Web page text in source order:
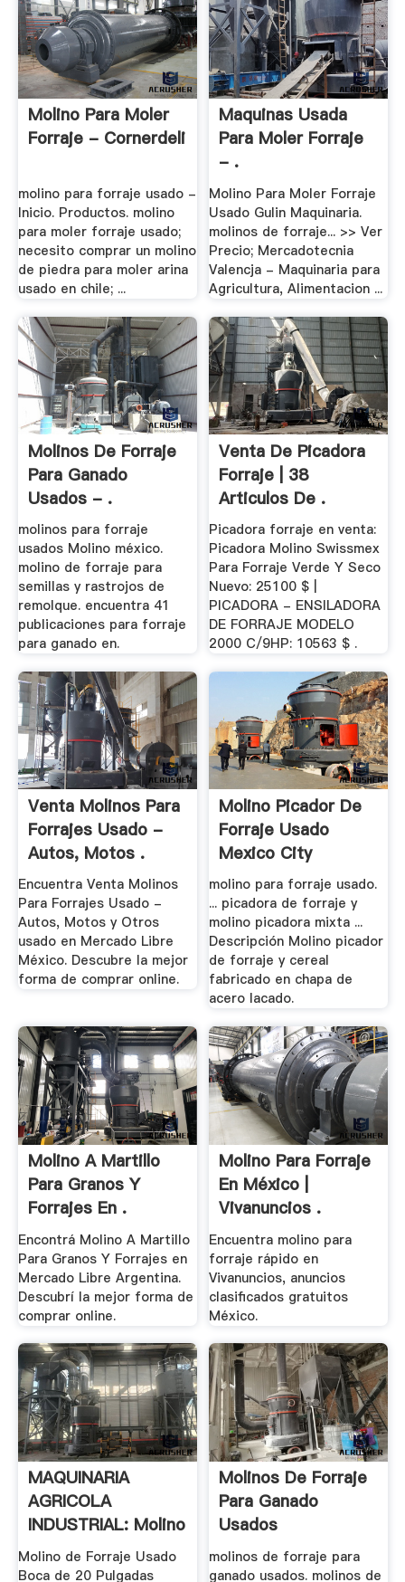
Molino Para Moler
Forraje - Cornerdeli
molino para forraje usado -
Inicio. Productos. molino
para moler forraje usado;
necesito comprar un molino
de piedra para moler arina
usado en chile; ...
Maquinas Usada
Para Moler Forraje
- .
Molino Para Moler Forraje
Usado Gulin Maquinaria.
molinos de forraje... >> Ver
Precio; Mercadotecnia
Valencja - Maquinaria para
Agricultura, Alimentacion ...
Molinos De Forraje
Para Ganado
Usados - .
molinos para forraje
usados Molino méxico.
molino de forraje para
semillas y rastrojos de
remolque. encuentra 41
publicaciones para forraje
para ganado en.
Venta De Picadora
Forraje | 38
Articulos De .
Picadora forraje en venta:
Picadora Molino Swissmex
Para Forraje Verde Y Seco
Nuevo: 25100 $ |
PICADORA - ENSILADORA
DE FORRAJE MODELO
2000 C/9HP: 10563 $ .
Venta Molinos Para
Forrajes Usado -
Autos, Motos .
Encuentra Venta Molinos
Para Forrajes Usado -
Autos, Motos y Otros
usado en Mercado Libre
México. Descubre la mejor
forma de comprar online.
Molino Picador De
Forraje Usado
Mexico City
molino para forraje usado.
... picadora de forraje y
molino picadora mixta ...
Descripción Molino picador
de forraje y cereal
fabricado en chapa de
acero lacado.
Molino A Martillo
Para Granos Y
Forrajes En .
Encontrá Molino A Martillo
Para Granos Y Forrajes en
Mercado Libre Argentina.
Descubrí la mejor forma de
comprar online.
Molino Para Forraje
En México |
Vivanuncios .
Encuentra molino para
forraje rápido en
Vivanuncios, anuncios
clasificados gratuitos
México.
MAQUINARIA
AGRICOLA
INDUSTRIAL: Molino
De .
Molino de Forraje Usado
Boca de 20 Pulgadas
Molinos De Forraje
Para Ganado
Usados
molinos de forraje para
ganado usados. molinos de